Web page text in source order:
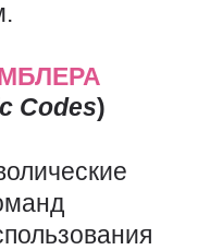
Codes)